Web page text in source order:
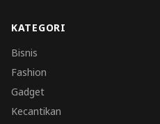
KATEGORI
Bisnis
Fashion
Gadget
Kecantikan